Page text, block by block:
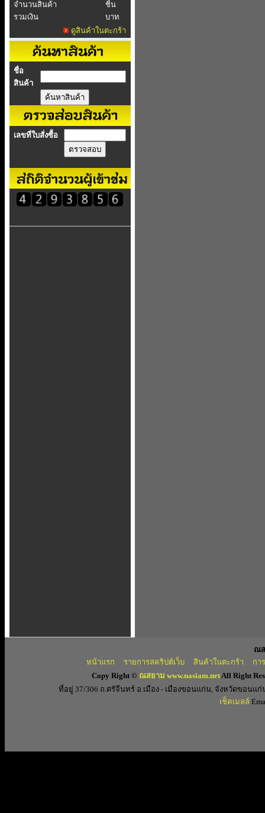
จำนวนสินค้า
ชิ้น
รวมเงิน
บาท
ดูสินค้าในตะกร้า
ชื่อ
สินค้า
เลขที่ใบสั่งซื้อ
ณส
หน้าแรก
รายการสคริปต์เว็บ สินค้าในตะกร้า
กา
Copy Right © ณสยาม www.nasiam.netAll Right
ที่อยู่ 37/306 ถ.ศรัจีนทร์ อ.เมือง - เมืองขอนแก่น, จังหวัดขอนแก่
เช็คเมลล์